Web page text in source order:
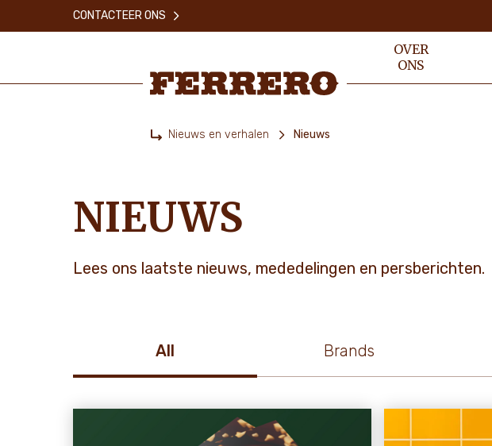
OVER
ONS
CONTACTEER ONS
Nieuws en verhalen Nieuws
NIEUWS
Lees ons laatste nieuws, mededelingen en persberichten.
All Brands